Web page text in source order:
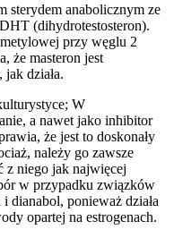
sterydem anabolicznym ze
(dihydrotestosteron).
przy węglu 2
że ​​masteron jest
działa.
W
a nawet jako inhibitor
że ​​jest to doskonały
należy go zawsze
z niego jak najwięcej
w przypadku związków
dianabol, ponieważ działa
opartej na estrogenach.